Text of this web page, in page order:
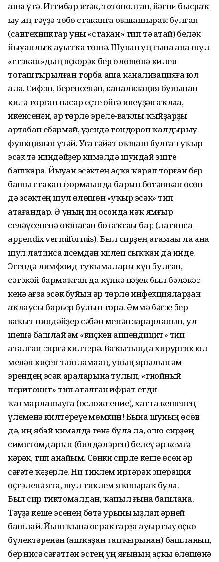
аша үтә. Иғтибар итһәк, тотонолған, йәғни бысраҡ
һыу иң тәүҙә төбө стаканға оҡшашыраҡ булған
(сантехниктар уны «стакан» тип тә атай) беләк
йыуанлыҡ һауытҡа төшә. Шунан һуң ғына ана шул
«стакан»дың өҫкөрәк бер өлөшөнә килеп
тоташтырылған торба аша канализацияға юл
ала. Сифон, беренсенән, канализация буйынан
килә торған насар еҫте өйгә инеүҙән һаҡлаһа,
икенсенән, һәр төрлө эреле-ваҡлы ҡыйҙар­ҙы
артабан ебәрмәй, үҙендә тондороп ҡалдырыу
функцияһын үтәй. Уға ғәйәт оҡшаш булған һуҡыр
эсәк тә ниндәйҙер кимәлдә шундай эште
башҡара. Йыуан эсәктең аҫҡа ҡарап тор­ған бер
башы стакан формаһында барып бөтәшкән өсөн
дә эсәктең шул өлөшөн «һуҡыр эсәк» тип
атағандар. Ә уның иң осонда нәҡ ямғыр
селәүсененә оҡшаған ботаҡсаһы бар (латинса –
аppendix vermiformis). Был сир­ҙең атамаһы ла ана
шул латинса исемдән килеп сыҡҡан да инде.
Эсендә лимфоид туҡымалары күп булған,
сәтәкәй бармаҡтан да күпкә нәҙек был бәләкәс
кенә ағза эсәк буйын һәр төрлө инфекцияларҙан
һаҡлаусы барьер булып тора. Әммә бәғзе бер
ваҡыт ниндәйҙер сәбәп менән зарарланып, ул
шешә башлай һәм «киҫкен аппендицит» тип
аталған сиргә килтерә. Ваҡытында хирургик юл
менән киҫеп ташламаһаң, уның ярылып һәм
эрендең эсәк араларына тулып, «гнойный
перитонит» тип аталған ифрат етди
ҡатмарланыуға (осложнение), хатта кешенең
үлеменә килтереүе мөмкин! Бына шуның өсөн
дә, иң ябай кимәлдә генә булһа ла, ошо сирҙең
симптомдарын (билдәләрен) белеү һәр кемгә
кәрәк, тип һанайым. Сөнки сирле кеше өсөн һәр
сәғәте ҡәҙерле. Ни тиклем иртәрәк операция
өҫтәленә ятһа, шул тиклем яҡшыраҡ була.
Был сир тиктомалдан, ҡапыл ғына башлана.
Тәүҙә кеше эсенең бөтә урыны һыҙлап әрней
башлай. Йыш ҡына осраҡтарҙа ауыртыу өҫкө
бүлектәренән (ашҡаҙан тапҡырынан) башланып,
бер нисә сәғәттән эстең уң яғының аҫҡы өлөшөнә